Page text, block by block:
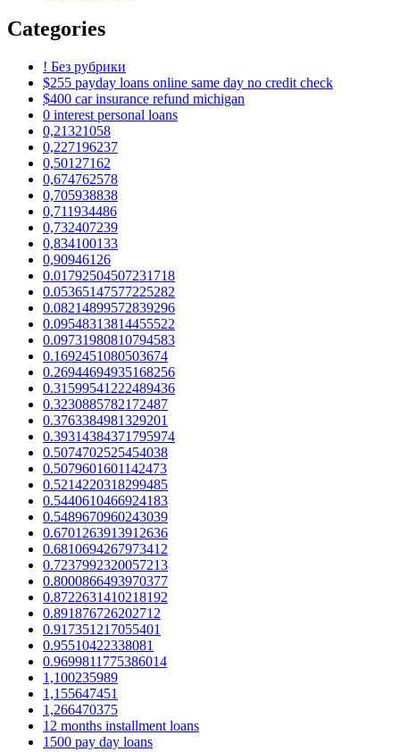
Categories
! Без рубрики
$255 payday loans online same day no credit check
$400 car insurance refund michigan
0 interest personal loans
0,21321058
0,227196237
0,50127162
0,674762578
0,705938838
0,711934486
0,732407239
0,834100133
0,90946126
0.01792504507231718
0.05365147577225282
0.08214899572839296
0.09548313814455522
0.09731980810794583
0.1692451080503674
0.26944694935168256
0.31599541222489436
0.3230885782172487
0.3763384981329201
0.39314384371795974
0.5074702525454038
0.5079601601142473
0.5214220318299485
0.5440610466924183
0.5489670960243039
0.6701263913912636
0.6810694267973412
0.7237992320057213
0.8000866493970377
0.8722631410218192
0.891876726202712
0.917351217055401
0.95510422338081
0.9699811775386014
1,100235989
1,155647451
1,266470375
12 months installment loans
1500 pay day loans